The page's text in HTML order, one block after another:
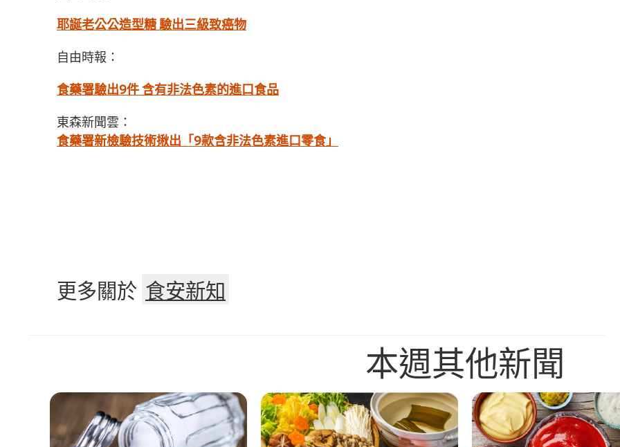
耶誕老公公造型糖 驗出三級致癌物
自由時報：
食藥署驗出9件 含有非法色素的進口食品
東森新聞雲：
食藥署新檢驗技術揪出「9款含非法色素進口零食」
更多關於 食安新知
本週其他新聞